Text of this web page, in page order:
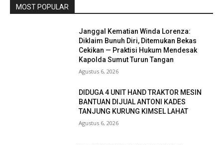
MOST POPULAR
Janggal Kematian Winda Lorenza:
Diklaim Bunuh Diri, Ditemukan Bekas
Cekikan — Praktisi Hukum Mendesak
Kapolda Sumut Turun Tangan
Agustus 6, 2026
DIDUGA 4 UNIT HAND TRAKTOR MESIN
BANTUAN DIJUAL ANTONI KADES
TANJUNG KURUNG KIMSEL LAHAT
Agustus 6, 2026